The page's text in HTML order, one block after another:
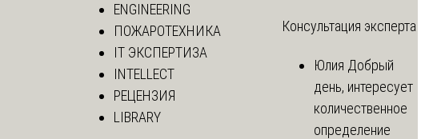
ENGINEERING
ПОЖАРОТЕХНИКА
IT ЭКСПЕРТИЗА
INTELLECT
РЕЦЕНЗИЯ
LIBRARY
Консультация эксперта
Юлия Добрый
день, интересует
количественное
определение